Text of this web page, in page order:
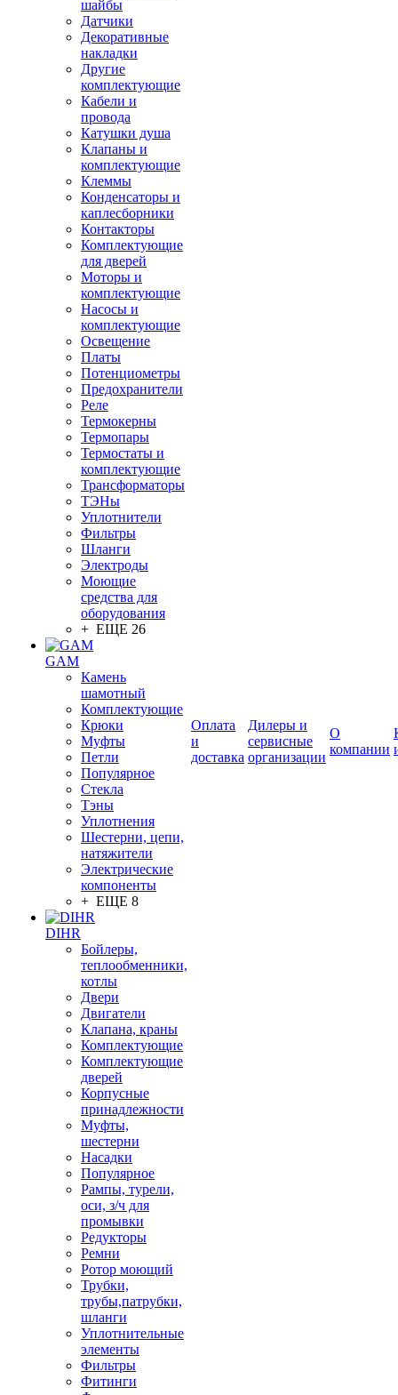
шайбы
Датчики
Декоративные
накладки
Другие
комплектующие
Кабели и
провода
Катушки душа
Клапаны и
комплектующие
Клеммы
Конденсаторы и
каплесборники
Контакторы
Комплектующие
для дверей
Моторы и
комплектующие
Насосы и
комплектующие
Освещение
Платы
Потенциометры
Предохранители
Реле
Термокерны
Термопары
Термостаты и
комплектующие
Трансформаторы
ТЭНы
Уплотнители
Фильтры
Шланги
Электроды
Моющие
средства для
оборудования
+ ЕЩЕ 26
GAM
Камень
шамотный
Комплектующие
Крюки
Муфты
Петли
Популярное
Стекла
Тэны
Уплотнения
Шестерни, цепи,
натяжители
Электрические
компоненты
+ ЕЩЕ 8
DIHR
Бойлеры,
теплообменники,
котлы
Двери
Двигатели
Клапана, краны
Комплектующие
Комплектующие
дверей
Корпусные
принадлежности
Муфты,
шестерни
Насадки
Популярное
Рампы, турели,
оси, з/ч для
промывки
Редукторы
Ремни
Ротор моющий
Трубки,
трубы,патрубки,
шланги
Уплотнительные
элементы
Фильтры
Фитинги
Оплата
и
доставка
Дилеры и
сервисные
организации
О
компании